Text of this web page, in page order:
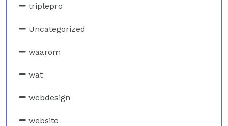
triplepro
Uncategorized
waarom
wat
webdesign
website